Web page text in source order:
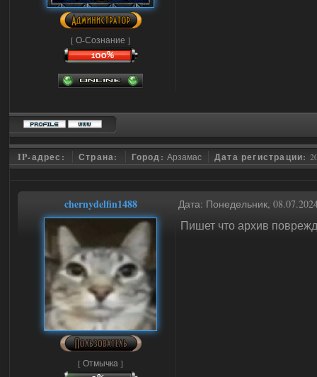
[ О-Сознание ]
IP-адрес: Страна: Город:Арзамас Дата регистрации:
chernydelfin1488 Дата: Понедельник,
[ Отмычка ]
Пишет что архив